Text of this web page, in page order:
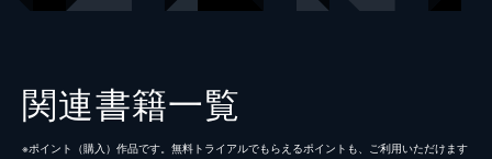
関連書籍一覧
※ポイント（購⼊）作品です。無料トライアルでもらえるポイントも、ご利⽤いただけます